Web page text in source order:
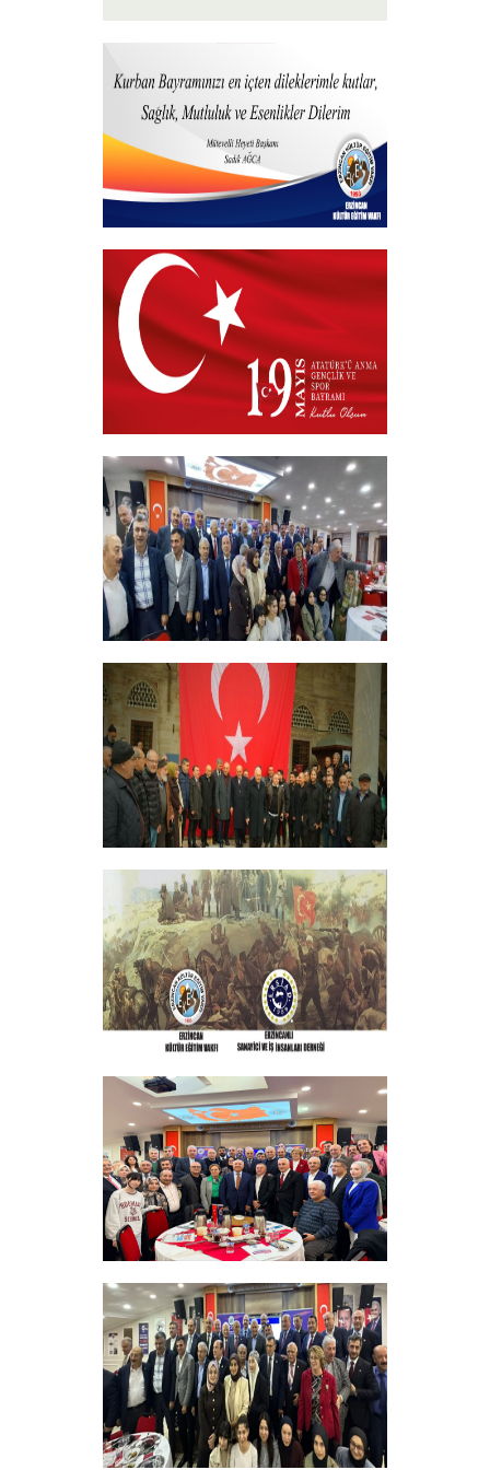
+
Hayırlı Bayramlar
+
19 MAYIS 2026
+
ERZİNCANLILAR EKEV’İN
GELENEKSEL İFTAR YEMEĞİNDE
BULUŞTU
+
GELENEKSEL ŞEHİTLERİMİZİ ANMA
PROGRAMI DÜZENLEDİK
+
ERZINCAN VE TÜM SEHITLERI ANMA
PROGRAMI
+
Sadık Ağça Yeniden Başkan Seçildi
+